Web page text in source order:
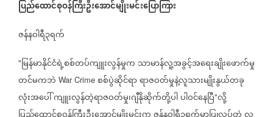
ပြည်ထောင်စုဝန်ကြီးဦးအောင်မျိုးမင်းပြောကြား
ဇန်နဝါရီ၃ရက်
"မြန်မာနိုင်ငံရဲ့စစ်တပ်ကျူးလွန်မှုက သာမာန်လူ့အခွင့်အရေးချိုးဖောက်မှု
တင်မကဘဲ War Crime စစ်ပွဲဆိုင်ရာရာဇဝတ်မှုနဲ့လူသားမျိုးနွယ်တခု
လုံးအပေါ်ကျူးလွန်တဲ့ရာဇဝတ်မှု၊ဂျီနိုဆိုက်တို့ပါပါဝင်နေပြီ"လို့